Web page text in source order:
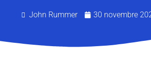
John Rummer 30 novembre